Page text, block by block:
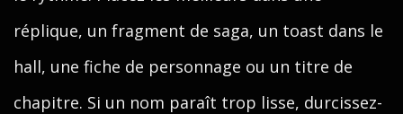
réplique, un fragment de saga, un toast dans le
hall, une fiche de personnage ou un titre de
chapitre. Si un nom paraît trop lisse, durcissez-